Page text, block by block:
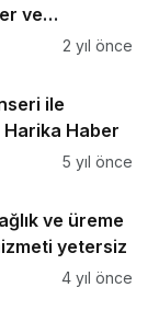
ve
İyi Geliyor
2 yıl önce
ile
Haber
5 yıl önce
ve üreme
yetersiz
4 yıl önce